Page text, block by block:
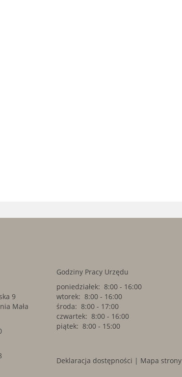
9
Mała
Godziny Pracy Urzędu
poniedziałek: 8:00 - 16:00
wtorek: 8:00 - 16:00
środa: 8:00 - 17:00
czwartek: 8:00 - 16:00
piątek: 8:00 - 15:00
Deklaracja dostępności | Mapa strony